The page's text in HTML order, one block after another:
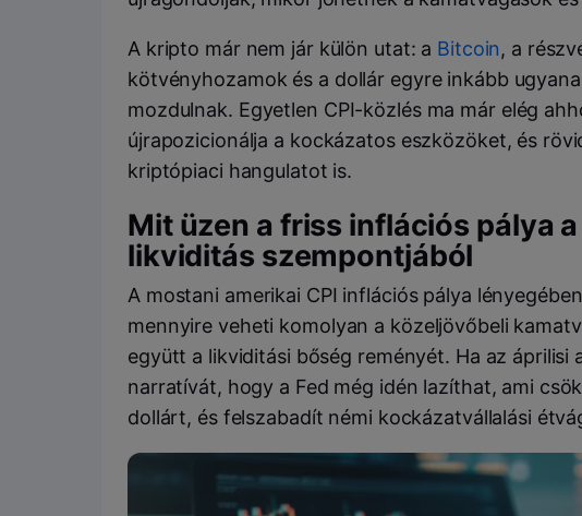
A kripto már nem jár külön utat: a Bitcoin, a
kötvényhozamok és a dollár egyre inkább
mozdulnak. Egyetlen CPI-közlés ma már elég
újrapozicionálja a kockázatos eszközöket, és
kriptópiaci hangulatot is.
Mit üzen a friss inflációs pálya
likviditás szempontjából
A mostani amerikai CPI inflációs pálya
mennyire veheti komolyan a közeljövőbeli
együtt a likviditási bőség reményét. Ha az áprilisi
narratívát, hogy a Fed még idén lazíthat, ami
dollárt, és felszabadít némi kockázatvállalási